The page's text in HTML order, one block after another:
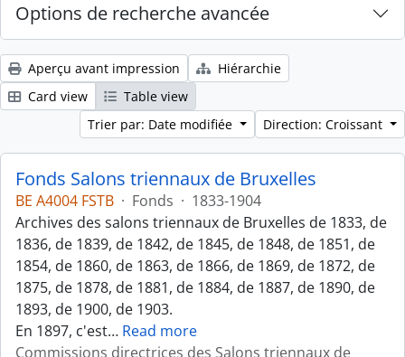
Options de recherche avancée
Aperçu avant impression
Hiérarchie
Card view
Table view
Trier par: Date modifiée
Direction: Croissant
Fonds Salons triennaux de Bruxelles
BE A4004 FSTB · Fonds · 1833-1904
Archives des salons triennaux de Bruxelles de 1833, de
1836, de 1839, de 1842, de 1845, de 1848, de 1851, de
1854, de 1860, de 1863, de 1866, de 1869, de 1872, de
1875, de 1878, de 1881, de 1884, de 1887, de 1890, de
1893, de 1900, de 1903.
En 1897, c'est… Read more
Commissions directrices des Salons triennaux de